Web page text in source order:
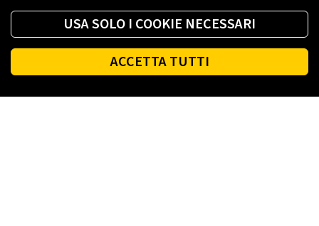
USA SOLO I COOKIE NECESSARI
ACCETTA TUTTI